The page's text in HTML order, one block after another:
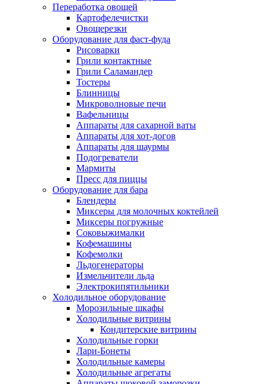
Переработка овощей
Картофелечистки
Овощерезки
Оборудование для фаст-фуда
Рисоварки
Грили контактные
Грили Саламандер
Тостеры
Блинницы
Микроволновые печи
Вафельницы
Аппараты для сахарной ваты
Аппараты для хот-догов
Аппараты для шаурмы
Подогреватели
Мармиты
Пресс для пиццы
Оборудование для бара
Блендеры
Миксеры для молочных коктейлей
Миксеры погружные
Соковыжималки
Кофемашины
Кофемолки
Льдогенераторы
Измельчители льда
Электрокипятильники
Холодильное оборудование
Морозильные шкафы
Холодильные витрины
Кондитерские витрины
Холодильные горки
Лари-Бонеты
Холодильные камеры
Холодильные агрегаты